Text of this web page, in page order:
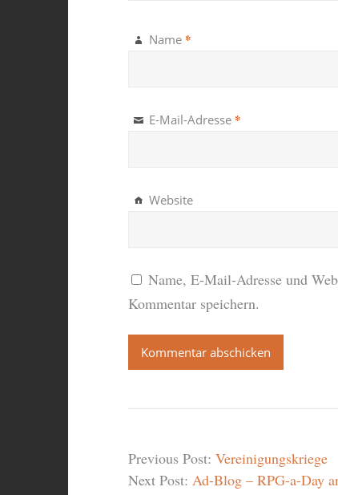
Name *
E-Mail-Adresse *
Website
Name, E-Mail-Adresse und
Kommentar speichern.
Previous Post: Vereinigungskriege
Next Post: Ad-Blog – RPG-a-Day